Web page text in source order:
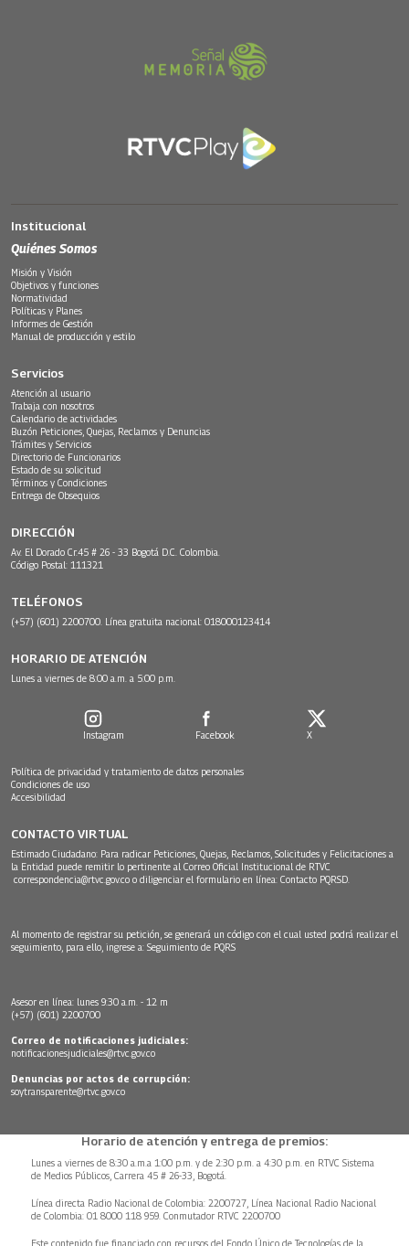
Institucional
Quiénes Somos
Misión y Visión
Objetivos y funciones
Normatividad
Políticas y Planes
Informes de Gestión
Manual de producción y estilo
Servicios
Atención al usuario
Trabaja con nosotros
Calendario de actividades
Buzón Peticiones, Quejas, Reclamos y Denuncias
Trámites y Servicios
Directorio de Funcionarios
Estado de su solicitud
Términos y Condiciones
Entrega de Obsequios
DIRECCIÓN
Av. El Dorado Cr.45 # 26 - 33 Bogotá D.C. Colombia.
Código Postal: 111321
TELÉFONOS
(+57) (601) 2200700. Línea gratuita nacional: 018000123414
HORARIO DE ATENCIÓN
Lunes a viernes de 8:00 a.m. a 5:00 p.m.
Instagram Facebook X
Política de privacidad y tratamiento de datos personales
Condiciones de uso
Accesibilidad
CONTACTO VIRTUAL
Estimado Ciudadano: Para radicar Peticiones, Quejas, Reclamos, Solicitudes y Felicitaciones a
la Entidad puede remitir lo pertinente al Correo Oficial Institucional de RTVC
correspondencia@rtvc.gov.co o diligenciar el formulario en línea: Contacto PQRSD.
Al momento de registrar su petición, se generará un código con el cual usted podrá realizar el
seguimiento, para ello, ingrese a: Seguimiento de PQRS
Asesor en línea: lunes 9:30 a.m. - 12 m
(+57) (601) 2200700
Correo de notificaciones judiciales:
notificacionesjudiciales@rtvc.gov.co
Denuncias por actos de corrupción:
soytransparente@rtvc.gov.co
Horario de atención y entrega de premios:
Lunes a viernes de 8:30 a.m.a 1:00 p.m. y de 2:30 p.m. a 4:30 p.m. en RTVC Sistema
de Medios Públicos, Carrera 45 # 26-33, Bogotá.
Línea directa Radio Nacional de Colombia: 2200727, Línea Nacional Radio Nacional
de Colombia: 01 8000 118 959. Conmutador RTVC 2200700
Este contenido fue financiado con recursos del Fondo Único de Tecnologías de la